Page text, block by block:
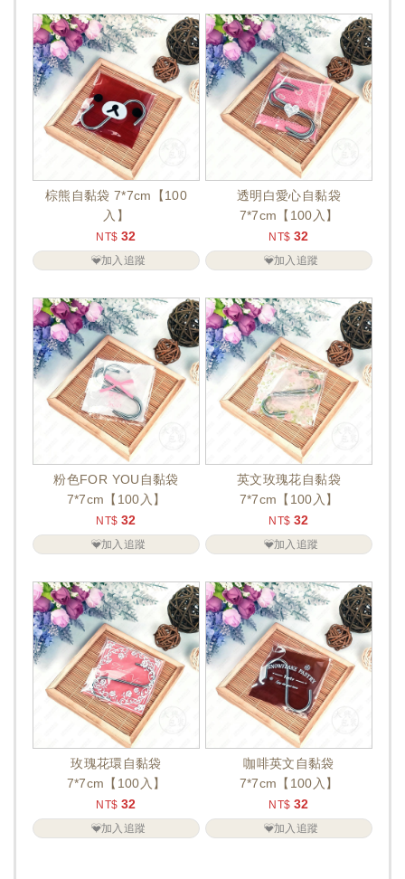
棕熊自黏袋 7*7cm【100
入】
NT$ 32
加入追蹤
透明白愛心自黏袋
7*7cm【100入】
NT$ 32
加入追蹤
粉色FOR YOU自黏袋
7*7cm【100入】
NT$ 32
加入追蹤
英文玫瑰花自黏袋
7*7cm【100入】
NT$ 32
加入追蹤
玫瑰花環自黏袋
7*7cm【100入】
NT$ 32
加入追蹤
咖啡英文自黏袋
7*7cm【100入】
NT$ 32
加入追蹤